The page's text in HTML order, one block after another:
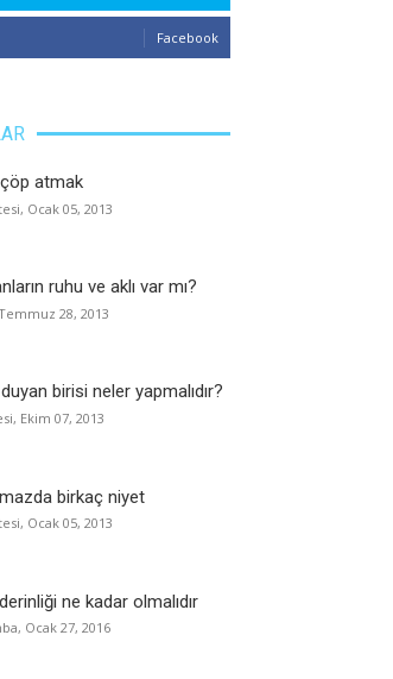
Facebook
atmak
Ocak 05, 2013
ruhu ve aklı var mı?
28, 2013
duyan birisi neler yapmalıdır?
Ekim 07, 2013
birkaç niyet
Ocak 05, 2013
ne kadar olmalıdır
Ocak 27, 2016